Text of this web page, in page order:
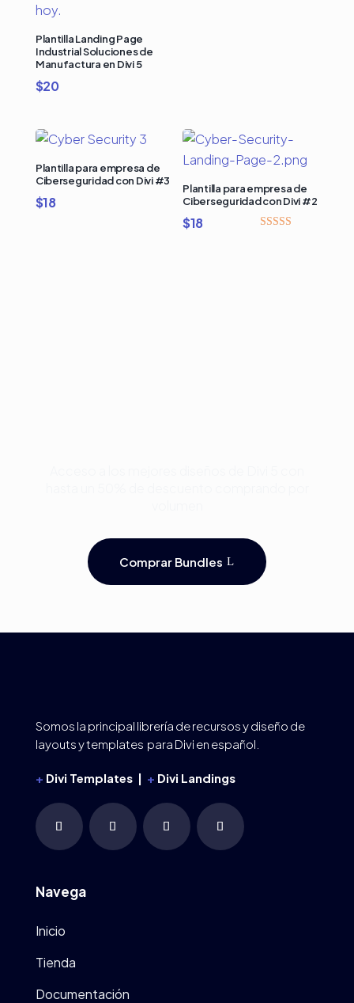
Plantilla Landing Page
Industrial Soluciones de
Manufactura en Divi 5
$20
Plantilla para empresa de
Ciberseguridad con Divi #3
$18
Plantilla para empresa de
Ciberseguridad con Divi #2
$18
Comprar Bundles
Somos la principal librería de recursos y diseño de
layouts y templates para Divi en español.
+ Divi Templates | + Divi Landings
Navega
Inicio
Tienda
Documentación